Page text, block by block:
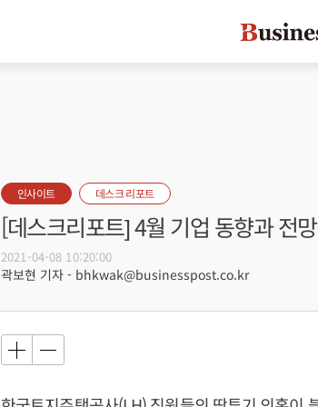
인사이트 데스크 리포트
[데스크리포트] 4월 기업 동향과 전
2021-04-08 10:20:00
곽보현 기자 - bhkwak@businesspost.co.kr